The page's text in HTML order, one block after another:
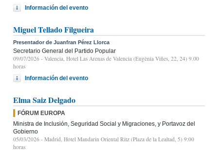
Información del evento
Miguel Tellado Filgueira
Presentador de Juanfran Pérez Llorca
Secretario General del Partido Popular
09/07/2026 - Valencia, Hotel Las Arenas de Valencia (Eugènia Viñes, 22, 24) 9.00
horas
Información del evento
Elma Saiz Delgado
FÓRUM EUROPA
Ministra de Inclusión, Seguridad Social y Migraciones, y Portavoz del
Gobierno
05/03/2026 - Madrid, Hotel Mandarin Oriental Ritz (Plaza de la Lealtad, 5) 9:00
horas